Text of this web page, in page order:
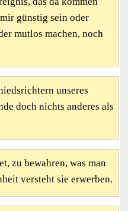
günstig sein oder
mutlos machen, noch
unseres
doch nichts anderes als
zu bewahren, was man
versteht sie erwerben.